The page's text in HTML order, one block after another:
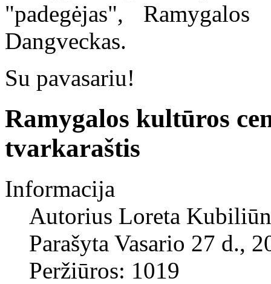
"padegėjas",
Dangveckas.
Su pavasariu!
Ramygalos kultūros
tvarkaraštis
Informacija
Autorius Loreta
Parašyta Vasario 27 d.,
Peržiūros: 1019